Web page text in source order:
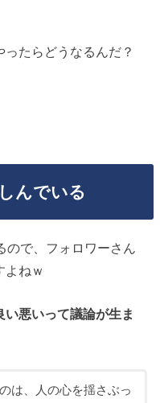
たらどうなるんだ？
んでいる
ので、フォロワーさん
よねｗ
悪いって議論が生ま
は、人の心を揺さぶっ